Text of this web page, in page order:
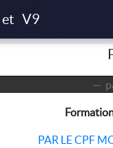
et V9
transport voyageur V9
PAR LE CPF